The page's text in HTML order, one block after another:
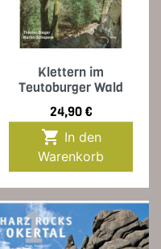
Klettern im
Teutoburger Wald
Preis
24,90 €

Warenkorb